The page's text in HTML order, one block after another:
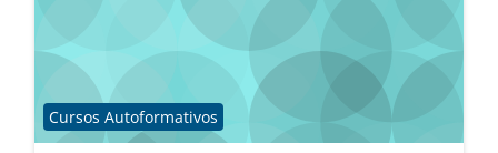
Catégorie de cours
Cursos Autoformativos